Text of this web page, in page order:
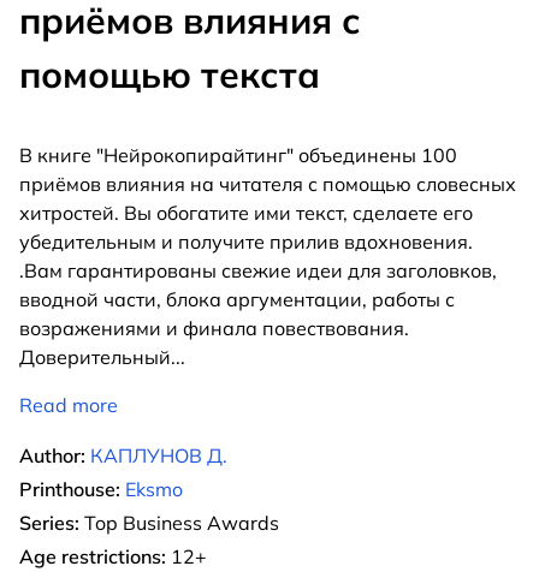
приёмов влияния с
помощью текста
В книге "Нейрокопирайтинг" объединены 100
приёмов влияния на читателя с помощью словесных
хитростей. Вы обогатите ими текст, сделаете его
убедительным и получите прилив вдохновения.
.Вам гарантированы свежие идеи для заголовков,
вводной части, блока аргументации, работы с
возражениями и финала повествования.
Доверительный...
Read more
Author: КАПЛУНОВ Д.
Printhouse: Eksmo
Series: Top Business Awards
Age restrictions: 12+